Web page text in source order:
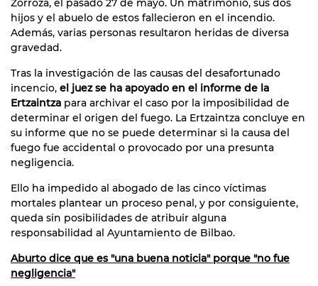
Zorroza, el pasado 27 de mayo. Un matrimonio, sus dos
hijos y el abuelo de estos fallecieron en el incendio.
Además, varias personas resultaron heridas de diversa
gravedad.
Tras la investigación de las causas del desafortunado
incencio, el juez se ha apoyado en el informe de la
Ertzaintza para archivar el caso por la imposibilidad de
determinar el origen del fuego. La Ertzaintza concluye en
su informe que no se puede determinar si la causa del
fuego fue accidental o provocado por una presunta
negligencia.
Ello ha impedido al abogado de las cinco víctimas
mortales plantear un proceso penal, y por consiguiente,
queda sin posibilidades de atribuir alguna
responsabilidad al Ayuntamiento de Bilbao.
Aburto dice que es "una buena noticia" porque "no fue
negligencia"